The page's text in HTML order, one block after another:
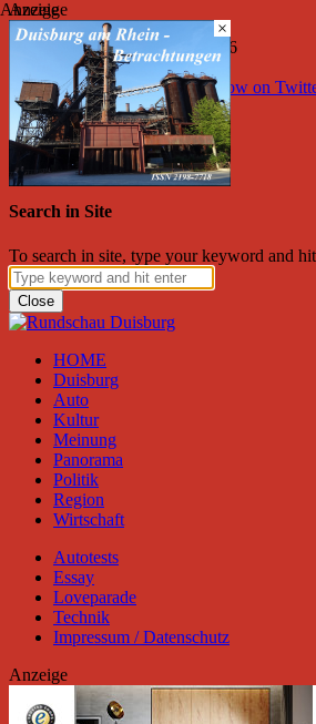
Samstag, August 08, 2026
Friend on Facebook Follow on
Search
×
Search in Site
To search in site, type your keyword and
Close
HOME
Duisburg
Auto
Kultur
Meinung
Panorama
Politik
Region
Wirtschaft
Autotests
Essay
Loveparade
Technik
Impressum / Datenschutz
Anzeige
Anzeige
×
Anzeige